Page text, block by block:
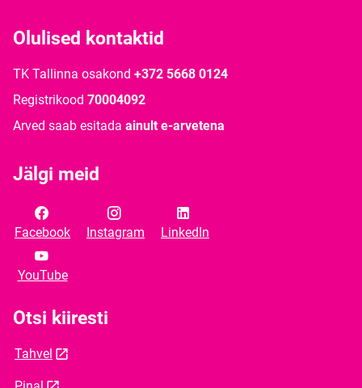
Olulised kontaktid
TK Tallinna osakond +372 5668 0124
Registrikood 70004092
Arved saab esitada ainult e-arvetena
Jälgi meid
Facebook Instagram LinkedIn
YouTube
Otsi kiiresti
Tahvel